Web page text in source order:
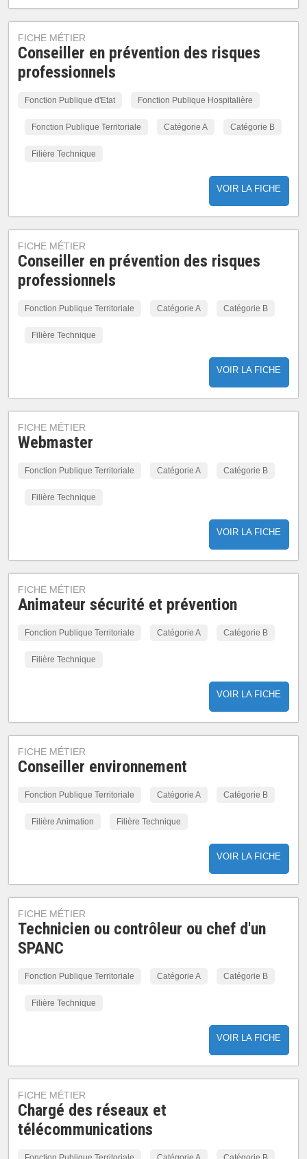
FICHE MÉTIER
Conseiller en prévention des risques
professionnels
Fonction Publique d'Etat Fonction Publique Hospitalière
Fonction Publique Territoriale Catégorie A Catégorie B
Filière Technique
VOIR LA FICHE
FICHE MÉTIER
Conseiller en prévention des risques
professionnels
Fonction Publique Territoriale Catégorie A Catégorie B
Filière Technique
VOIR LA FICHE
FICHE MÉTIER
Webmaster
Fonction Publique Territoriale Catégorie A Catégorie B
Filière Technique
VOIR LA FICHE
FICHE MÉTIER
Animateur sécurité et prévention
Fonction Publique Territoriale Catégorie A Catégorie B
Filière Technique
VOIR LA FICHE
FICHE MÉTIER
Conseiller environnement
Fonction Publique Territoriale Catégorie A Catégorie B
Filière Animation Filière Technique
VOIR LA FICHE
FICHE MÉTIER
Technicien ou contrôleur ou chef d'un
SPANC
Fonction Publique Territoriale Catégorie A Catégorie B
Filière Technique
VOIR LA FICHE
FICHE MÉTIER
Chargé des réseaux et
télécommunications